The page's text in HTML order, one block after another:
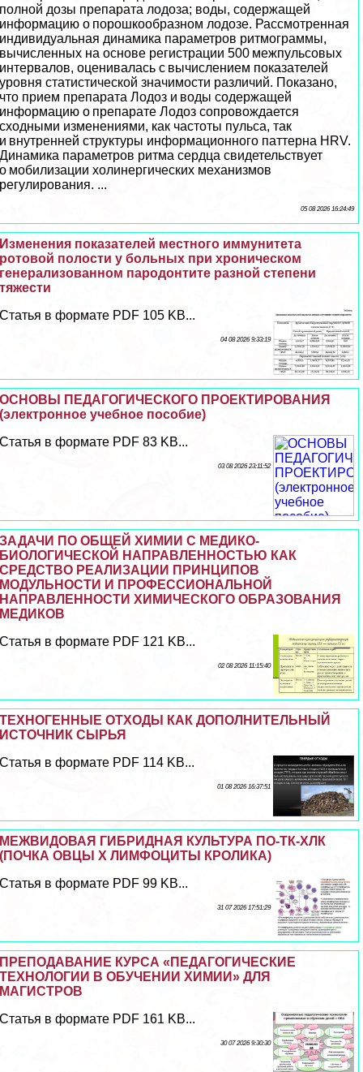
полной дозы препарата лодоза; воды, содержащей
информацию о порошкообразном лодозе. Рассмотренная
индивидуальная динамика параметров ритмограммы,
вычисленных на основе регистрации 500 межпульсовых
интервалов, оценивалась с вычислением показателей
уровня статистической значимости различий. Показано,
что прием препарата Лодоз и воды содержащей
информацию о препарате Лодоз сопровождается
сходными изменениями, как частоты пульса, так
и внутренней структуры информационного паттерна HRV.
Динамика параметров ритма сердца свидетельствует
о мобилизации холинергических механизмов
регулирования. ...
05 08 2026 16:24:49
Изменения показателей местного иммунитета
ротовой полости у больных при хроническом
генерализованном пародонтите разной степени
тяжести
Статья в формате PDF 105 KB...
04 08 2026 9:33:19
ОСНОВЫ ПЕДАГОГИЧЕСКОГО ПРОЕКТИРОВАНИЯ
(электронное учебное пособие)
Статья в формате PDF 83 KB...
03 08 2026 23:11:52
ЗАДАЧИ ПО ОБЩЕЙ ХИМИИ С МЕДИКО-
БИОЛОГИЧЕСКОЙ НАПРАВЛЕННОСТЬЮ КАК
СРЕДСТВО РЕАЛИЗАЦИИ ПРИНЦИПОВ
МОДУЛЬНОСТИ И ПРОФЕССИОНАЛЬНОЙ
НАПРАВЛЕННОСТИ ХИМИЧЕСКОГО ОБРАЗОВАНИЯ
МЕДИКОВ
Статья в формате PDF 121 KB...
02 08 2026 11:15:40
ТЕХНОГЕННЫЕ ОТХОДЫ КАК ДОПОЛНИТЕЛЬНЫЙ
ИСТОЧНИК СЫРЬЯ
Статья в формате PDF 114 KB...
01 08 2026 16:37:51
МЕЖВИДОВАЯ ГИБРИДНАЯ КУЛЬТУРА ПО-ТК-ХЛК
(ПОЧКА ОВЦЫ Х ЛИМФОЦИТЫ КРОЛИКА)
Статья в формате PDF 99 KB...
31 07 2026 17:51:29
ПРЕПОДАВАНИЕ КУРСА «ПЕДАГОГИЧЕСКИЕ
ТЕХНОЛОГИИ В ОБУЧЕНИИ ХИМИИ» ДЛЯ
МАГИСТРОВ
Статья в формате PDF 161 KB...
30 07 2026 9:30:30